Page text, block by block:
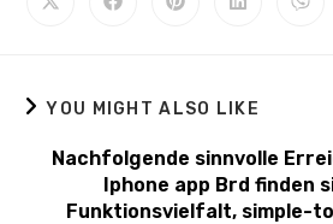
YOU MIGHT ALSO LIKE
Nachfolgende sinnvolle
Iphone app Brd finden
Funktionsvielfalt, simple-